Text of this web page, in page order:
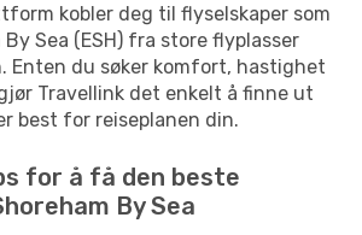
kobler deg til flyselskaper som
Sea (ESH) fra store flyplasser
Enten du søker komfort, hastighet
Travellink det enkelt å finne ut
best for reiseplanen din.
for å få den beste
By Sea